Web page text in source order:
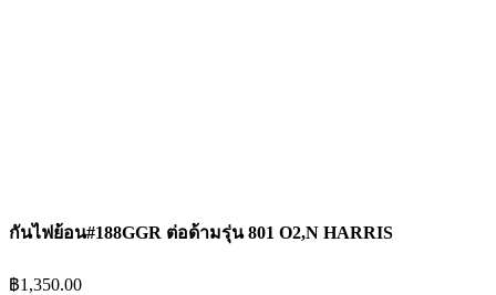
กันไฟย้อน#188GGR ต่อด้ามรุ่น 801 O2,N HARRIS
฿1,350.00